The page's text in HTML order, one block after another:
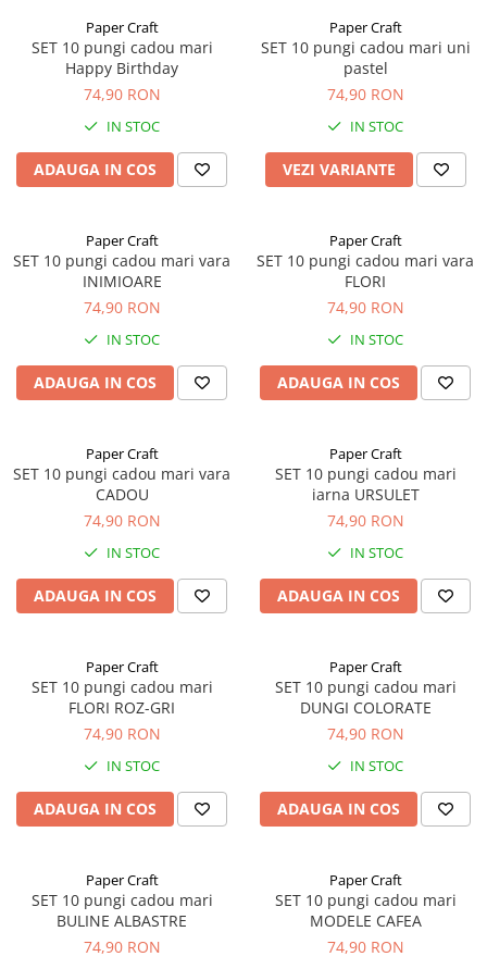
Paper Craft
SET 10 pungi cadou mari
Happy Birthday
74,90 RON
IN STOC
ADAUGA IN COS
Paper Craft
SET 10 pungi cadou mari uni
pastel
74,90 RON
IN STOC
VEZI VARIANTE
Paper Craft
SET 10 pungi cadou mari vara
INIMIOARE
74,90 RON
IN STOC
ADAUGA IN COS
Paper Craft
SET 10 pungi cadou mari vara
FLORI
74,90 RON
IN STOC
ADAUGA IN COS
Paper Craft
SET 10 pungi cadou mari vara
CADOU
74,90 RON
IN STOC
ADAUGA IN COS
Paper Craft
SET 10 pungi cadou mari
iarna URSULET
74,90 RON
IN STOC
ADAUGA IN COS
Paper Craft
SET 10 pungi cadou mari
FLORI ROZ-GRI
74,90 RON
IN STOC
ADAUGA IN COS
Paper Craft
SET 10 pungi cadou mari
DUNGI COLORATE
74,90 RON
IN STOC
ADAUGA IN COS
Paper Craft
SET 10 pungi cadou mari
BULINE ALBASTRE
74,90 RON
Paper Craft
SET 10 pungi cadou mari
MODELE CAFEA
74,90 RON